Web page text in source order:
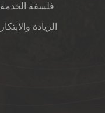
فلسفة الخدمة
الريادة والابتكار